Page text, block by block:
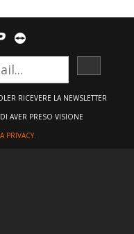
paypalteamviewer
RICEVERE LA NEWSLETTER
AVER PRESO VISIONE
PRIVACY.